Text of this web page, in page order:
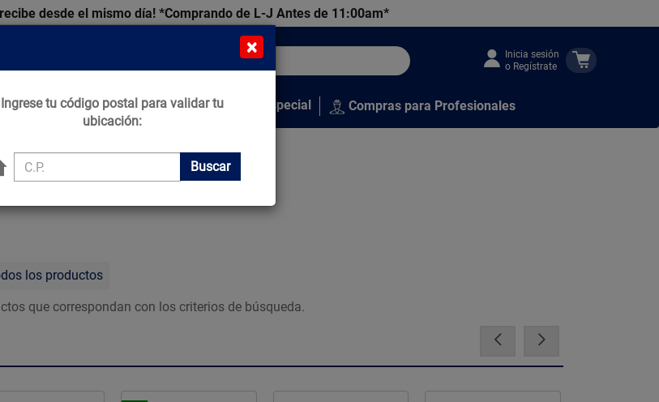
desde el mismo día! *Comprando de L-J Antes de 11:00am*
Inicia sesión
o Regístrate
Tips que Construyen Venta Especial Compras para Profesionales
los productos
que correspondan con los criterios de búsqueda.
×
Ingrese tu código postal para validar tu
ubicación:
Buscar